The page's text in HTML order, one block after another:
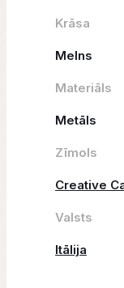
Krāsa
Melns
Materiāls
Metāls
Zīmols
Creative
Valsts
Itālija